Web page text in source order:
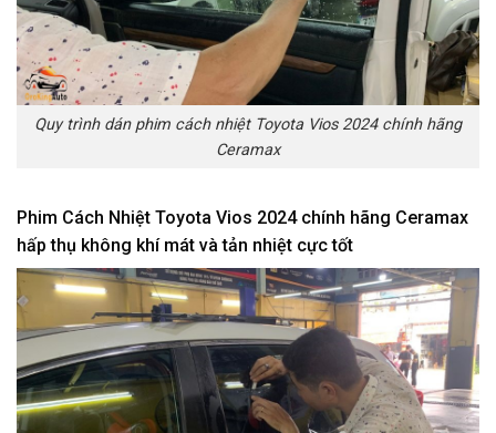
Quy trình dán phim cách nhiệt Toyota Vios 2024 chính hãng
Ceramax
Phim Cách Nhiệt Toyota Vios 2024 chính hãng Ceramax
hấp thụ không khí mát và tản nhiệt cực tốt